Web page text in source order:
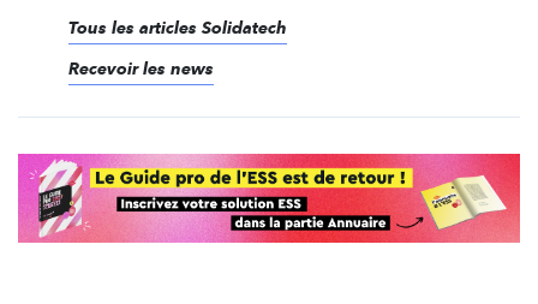
Tous les articles Solidatech
Recevoir les news